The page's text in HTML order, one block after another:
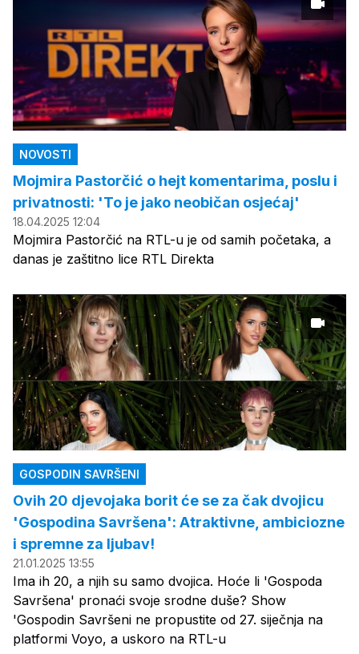
NOVOSTI
Mojmira Pastorčić o hejt komentarima, poslu i
privatnosti: 'To je jako neobičan osjećaj'
18.04.2025 12:04
Mojmira Pastorčić na RTL-u je od samih početaka, a
danas je zaštitno lice RTL Direkta
GOSPODIN SAVRŠENI
Ovih 20 djevojaka borit će se za čak dvojicu
'Gospodina Savršena': Atraktivne, ambiciozne
i spremne za ljubav!
21.01.2025 13:55
Ima ih 20, a njih su samo dvojica. Hoće li 'Gospoda
Savršena' pronaći svoje srodne duše? Show
'Gospodin Savršeni ne propustite od 27. siječnja na
platformi Voyo, a uskoro na RTL-u